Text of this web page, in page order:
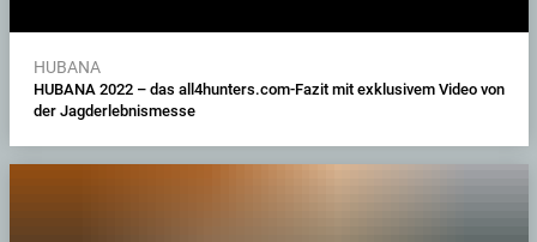
HUBANA
HUBANA 2022 – das all4hunters.com-Fazit mit exklusivem Video von
der Jagderlebnismesse